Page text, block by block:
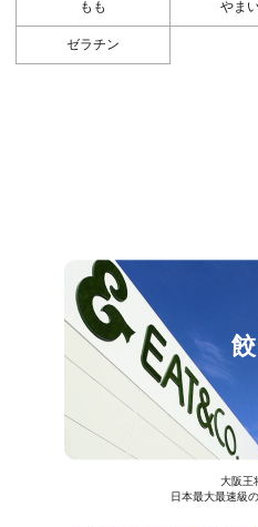
もも やま
ゼラチン
大阪王
日本最大最速級